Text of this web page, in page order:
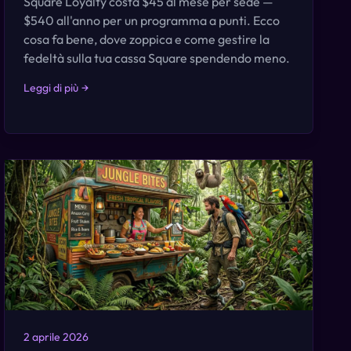
$540 all'anno per un programma a punti. Ecco
cosa fa bene, dove zoppica e come gestire la
fedeltà sulla tua cassa Square spendendo meno.
Leggi di più →
2 aprile 2026